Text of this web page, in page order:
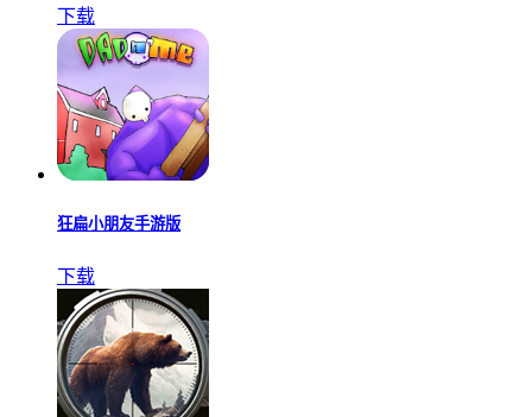
下载
狂扁小朋友手游版
下载